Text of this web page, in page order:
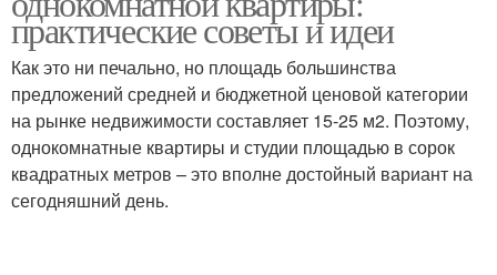
Панели для потолка Потолочные панели
практические советы и идеи
Как это ни печально, но площадь большинства
предложений средней и бюджетной ценовой категории
на рынке недвижимости составляет 15-25 м2. Поэтому,
однокомнатные квартиры и студии площадью в сорок
квадратных метров – это вполне достойный вариант на
сегодняшний день.